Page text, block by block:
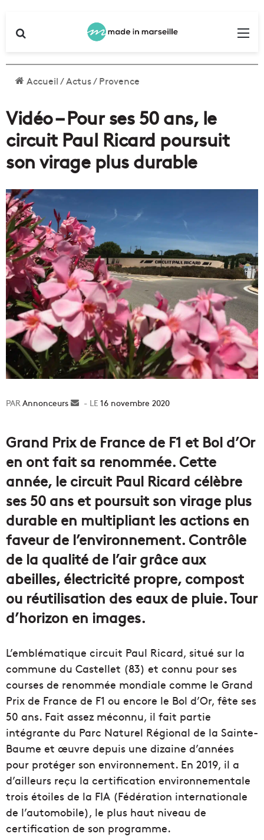
Accueil/Actus/Provence
Vidéo – Pour ses 50 ans, le
circuit Paul Ricard poursuit
son virage plus durable
Annonceurs
Envoyer16 novembre 2020
Grand Prix de France de F1 et Bol d’Or
en ont fait sa renommée. Cette
année, le circuit Paul Ricard célèbre
ses 50 ans et poursuit son virage plus
durable en multipliant les actions en
faveur de l’environnement. Contrôle
de la qualité de l’air grâce aux
abeilles, électricité propre, compost
ou réutilisation des eaux de pluie. Tour
d’horizon en images.
L’emblématique circuit Paul Ricard, situé sur la
commune du Castellet (83) et connu pour ses
courses de renommée mondiale comme le Grand
Prix de France de F1 ou encore le Bol d’Or, fête ses
50 ans. Fait assez méconnu, il fait partie
intégrante du Parc Naturel Régional de la Sainte-
Baume et œuvre depuis une dizaine d’années
pour protéger son environnement. En 2019, il a
d’ailleurs reçu la certification environnementale
trois étoiles de la FIA (Fédération internationale
de l’automobile), le plus haut niveau de
certification de son programme.